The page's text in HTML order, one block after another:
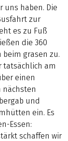
uns haben. Die
zur
es zu Fuß
die 360
beim grasen zu.
tatsächlich am
einen
nächsten
und
ein. Es
Essen:
schaffen wir